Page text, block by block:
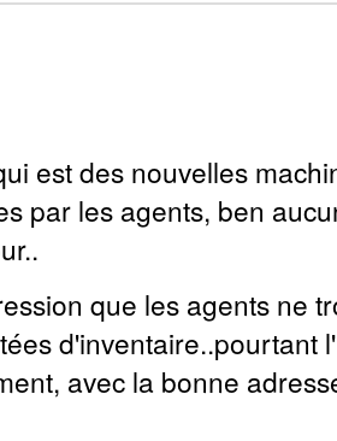
est des nouvelles
par les agents, ben
que les agents ne
d'inventaire..pourtant
avec la bonne